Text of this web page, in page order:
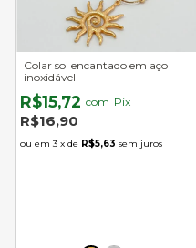
Colar sol encantado em aço
inoxidável
R$15,72 com Pix
R$16,90
3 x de R$5,63 sem juros